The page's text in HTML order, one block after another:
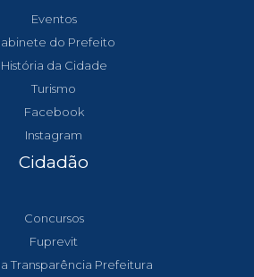
Eventos
do Prefeito
História da Cidade
Turismo
Facebook
Instagram
Cidadão
Concursos
Fuprevit
Transparência Prefeitura